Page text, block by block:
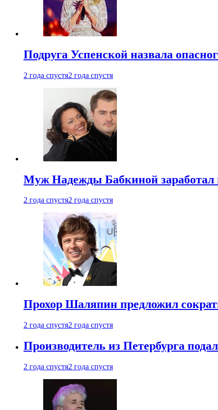
Подруга Успенской назвала
2 года спустя2 года спустя
Муж Надежды Бабкиной заработал
2 года спустя2 года спустя
Прохор Шаляпин предложил
2 года спустя2 года спустя
Производитель из Петербурга
2 года спустя2 года спустя